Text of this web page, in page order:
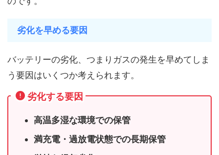
劣化を早める要因
バッテリーの劣化、つまりガスの発生を早めてしま
う要因はいくつか考えられます。
劣化する要因
高温多湿な環境での保管
満充電・過放電状態での長期保管